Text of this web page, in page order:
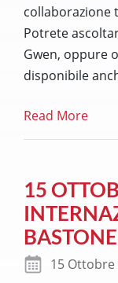
collaborazione
Potrete
Gwen, oppure
disponibile
Read More
15
15 Ottobre